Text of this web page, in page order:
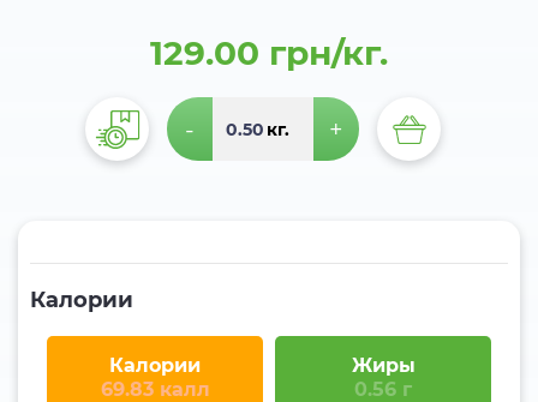
129.00 грн/кг.
- кг. +
Калории
Калории
69.83 калл
Жиры
0.56 г